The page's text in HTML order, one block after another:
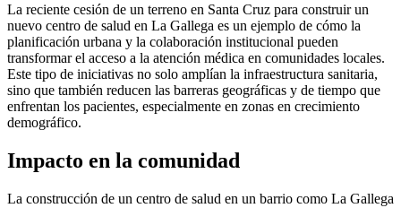
La reciente cesión de un terreno en Santa Cruz para construir un
nuevo centro de salud en La Gallega es un ejemplo de cómo la
planificación urbana y la colaboración institucional pueden
transformar el acceso a la atención médica en comunidades locales.
Este tipo de iniciativas no solo amplían la infraestructura sanitaria,
sino que también reducen las barreras geográficas y de tiempo que
enfrentan los pacientes, especialmente en zonas en crecimiento
demográfico.
Impacto en la comunidad
La construcción de un centro de salud en un barrio como La Gallega